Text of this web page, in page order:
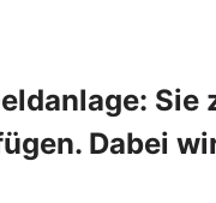
Sie
Dabei